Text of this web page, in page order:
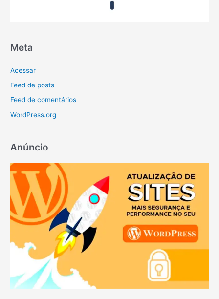
Meta
Acessar
Feed de posts
Feed de comentários
WordPress.org
Anúncio